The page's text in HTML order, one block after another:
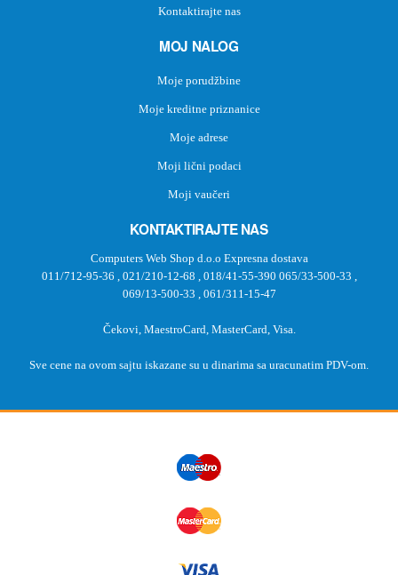
Kontaktirajte nas
MOJ NALOG
Moje porudžbine
Moje kreditne priznanice
Moje adrese
Moji lični podaci
Moji vaučeri
KONTAKTIRAJTE NAS
Computers Web Shop d.o.o Expresna dostava
011/712-95-36
021/210-12-68 018/41-55-390 065/33-500-33
069/13-500-33
061/311-15-47
Čekovi, MaestroCard, MasterCard, Visa.
Sve cene na ovom sajtu iskazane su u dinarima sa uracunatim PDV-om.